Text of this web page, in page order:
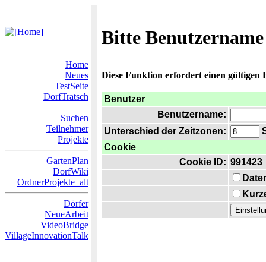
Bitte
Home
Neues
TestSeite
DorfTratsch
Suchen
Teilnehmer
Projekte
GartenPlan
DorfWiki
OrdnerProjekte_alt
Dörfer
NeueArbeit
VideoBridge
VillageInnovationTalk
Diese Funktion erfordert einen gültigen
Benutzer
Benutzername:
Unterschied der Zeitzonen:
Cookie
Cookie ID: 991423